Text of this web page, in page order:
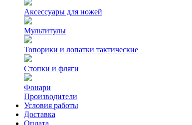
Аксессуары для ножей
Мультитулы
Топорики и лопатки тактические
Стопки и фляги
Фонари
Производители
Условия работы
Доставка
Оплата